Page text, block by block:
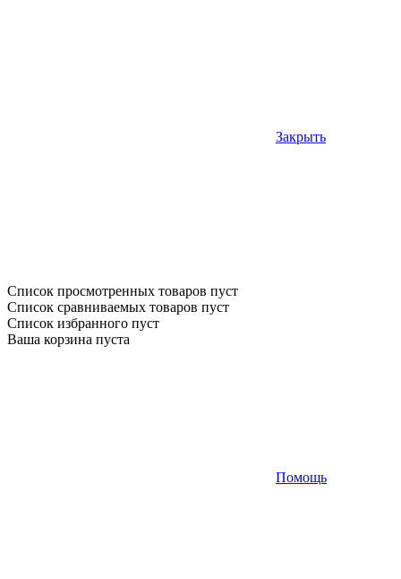
Закрыть
Список просмотренных товаров пуст
Список сравниваемых товаров пуст
Список избранного пуст
Ваша корзина пуста
Помощь